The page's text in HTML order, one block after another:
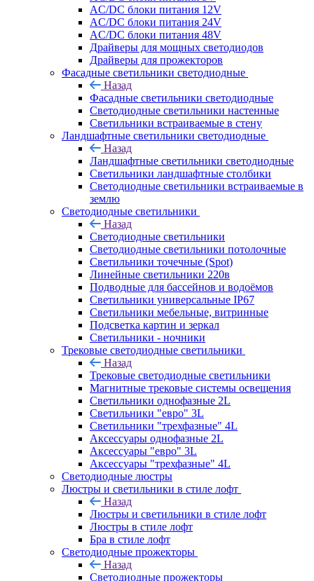
AC/DC блоки питания 12V
AC/DC блоки питания 24V
AC/DC блоки питания 48V
Драйверы для мощных светодиодов
Драйверы для прожекторов
Фасадные светильники светодиодные
Назад
Фасадные светильники светодиодные
Светодиодные светильники настенные
Светильники встраиваемые в стену
Ландшафтные светильники светодиодные
Назад
Ландшафтные светильники светодиодные
Светильники ландшафтные столбики
Светодиодные светильники встраиваемые в
землю
Светодиодные светильники
Назад
Светодиодные светильники
Светодиодные светильники потолочные
Светильники точечные (Spot)
Линейные светильники 220в
Подводные для бассейнов и водоёмов
Светильники универсальные IP67
Светильники мебельные, витринные
Подсветка картин и зеркал
Светильники - ночники
Трековые светодиодные светильники
Назад
Трековые светодиодные светильники
Магнитные трековые системы освещения
Светильники однофазные 2L
Светильники "евро" 3L
Светильники "трехфазные" 4L
Аксессуары однофазные 2L
Аксессуары "евро" 3L
Аксессуары "трехфазные" 4L
Светодиодные люстры
Люстры и светильники в стиле лофт
Назад
Люстры и светильники в стиле лофт
Люстры в стиле лофт
Бра в стиле лофт
Светодиодные прожекторы
Назад
Светодиодные прожекторы